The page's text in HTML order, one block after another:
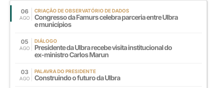
06
AGO
CRIAÇÃO DE OBSERVATÓRIO DE DADOS
Congresso da Famurs celebra parceria entre Ulbra
e municípios
05
AGO
DIÁLOGO
Presidente da Ulbra recebe visita institucional do
ex-ministro Carlos Marun
03
AGO
PALAVRA DO PRESIDENTE
Construindo o futuro da Ulbra